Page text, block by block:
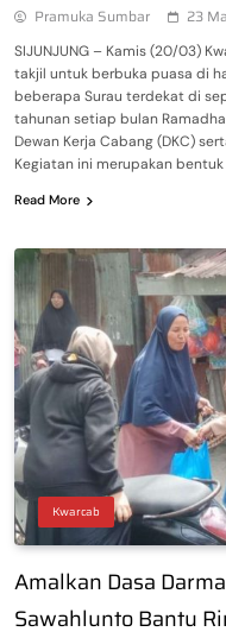
Pramuka Sumbar 23
SIJUNJUNG – Kamis (20/03)
takjil untuk berbuka puasa di
beberapa Surau terdekat di
tahunan setiap bulan
Dewan Kerja Cabang (DKC)
Kegiatan ini merupakan
Read More
Kwarcab
Amalkan Dasa
Sawahlunto Bantu